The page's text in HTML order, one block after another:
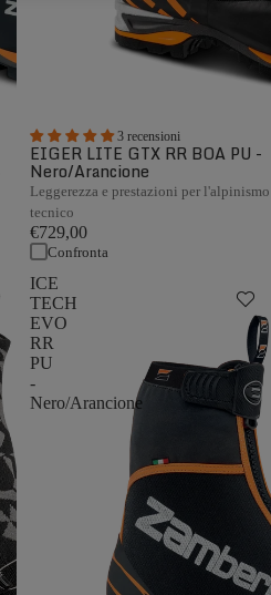
3 recensioni
EIGER LITE GTX RR BOA PU -
Nero/Arancione
Leggerezza e prestazioni per l'alpinismo
tecnico
€729,00
Confronta
ICE
TECH
EVO
RR
PU
-
Nero/Arancione